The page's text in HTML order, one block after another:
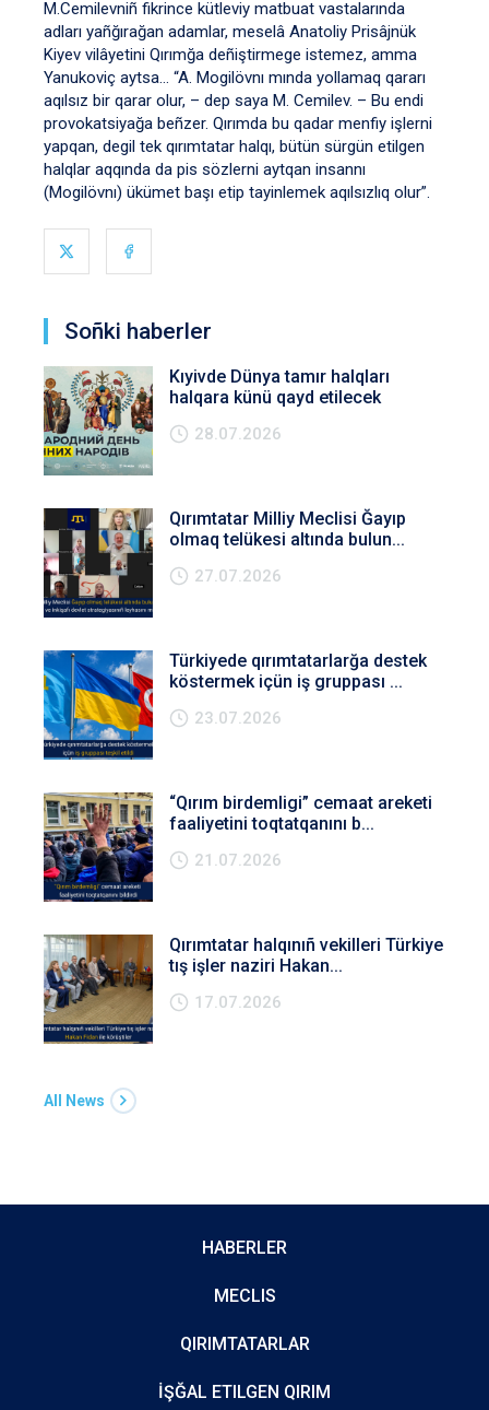
M.Cemilevniñ fikrince kütleviy matbuat vastalarında
adları yañğırağan adamlar, meselâ Anatoliy Prisâjnük
Kiyev vilâyetini Qırımğa deñiştirmege istemez, amma
Yanukoviç aytsa… “A. Mogilövnı mında yollamaq qararı
aqılsız bir qarar olur, – dep saya M. Cemilev. – Bu endi
provokatsiyağa beñzer. Qırımda bu qadar menfiy işlerni
yapqan, degil tek qırımtatar halqı, bütün sürgün etilgen
halqlar aqqında da pis sözlerni aytqan insannı
(Mogilövnı) ükümet başı etip tayinlemek aqılsızlıq olur”.
Soñki haberler
Kıyivde Dünya tamır halqları
halqara künü qayd etilecek
28.07.2026
Qırımtatar Milliy Meclisi Ğayıp
olmaq telükesi altında bulun...
27.07.2026
Türkiyede qırımtatarlarğa destek
köstermek içün iş gruppası ...
23.07.2026
“Qırım birdemligi” cemaat areketi
faaliyetini toqtatqanını b...
21.07.2026
Qırımtatar halqınıñ vekilleri Türkiye
tış işler naziri Hakan...
17.07.2026
All News
HABERLER
MECLIS
QIRIMTATARLAR
İŞĞAL ETILGEN QIRIM